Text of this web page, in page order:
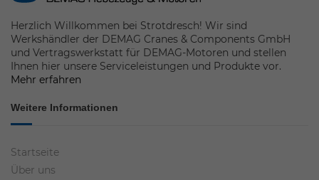
Herzlich Willkommen bei Strotdresch! Wir sind
Werkshändler der DEMAG Cranes & Components GmbH
und Vertragswerkstatt für DEMAG-Motoren und stellen
Ihnen hier unsere Serviceleistungen und Produkte vor.
Mehr erfahren
Weitere Informationen
Startseite
Über uns